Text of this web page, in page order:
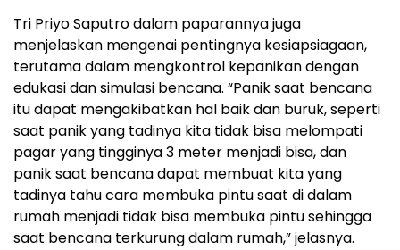
Tri Priyo Saputro dalam paparannya juga
menjelaskan mengenai pentingnya kesiapsiagaan,
terutama dalam mengkontrol kepanikan dengan
edukasi dan simulasi bencana. “Panik saat bencana
itu dapat mengakibatkan hal baik dan buruk, seperti
saat panik yang tadinya kita tidak bisa melompati
pagar yang tingginya 3 meter menjadi bisa, dan
panik saat bencana dapat membuat kita yang
tadinya tahu cara membuka pintu saat di dalam
rumah menjadi tidak bisa membuka pintu sehingga
saat bencana terkurung dalam rumah,” jelasnya.